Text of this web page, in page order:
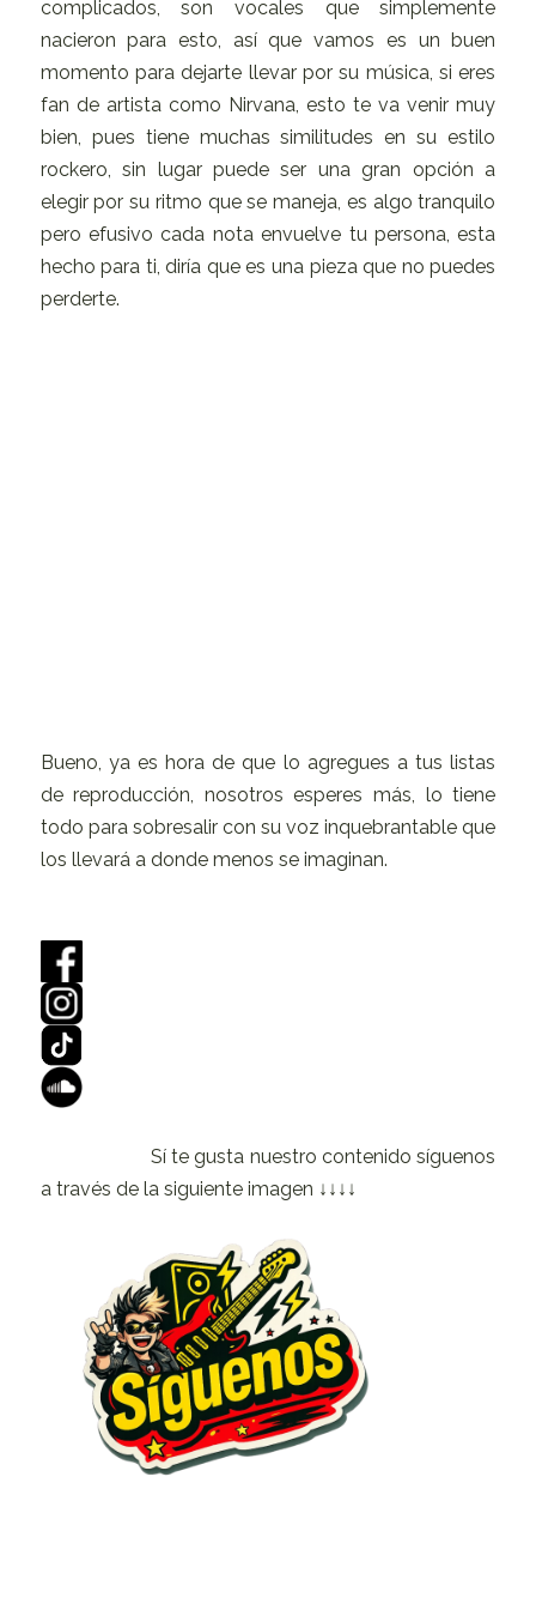
complicados, son vocales que simplemente
nacieron para esto, así que vamos es un buen
momento para dejarte llevar por su música, si eres
fan de artista como Nirvana, esto te va venir muy
bien, pues tiene muchas similitudes en su estilo
rockero, sin lugar puede ser una gran opción a
elegir por su ritmo que se maneja, es algo tranquilo
pero efusivo cada nota envuelve tu persona, esta
hecho para ti, diría que es una pieza que no puedes
perderte.
Bueno, ya es hora de que lo agregues a tus listas
de reproducción, nosotros esperes más, lo tiene
todo para sobresalir con su voz inquebrantable que
los llevará a donde menos se imaginan.
Sí te gusta nuestro contenido síguenos
a través de la siguiente imagen ↓↓↓↓